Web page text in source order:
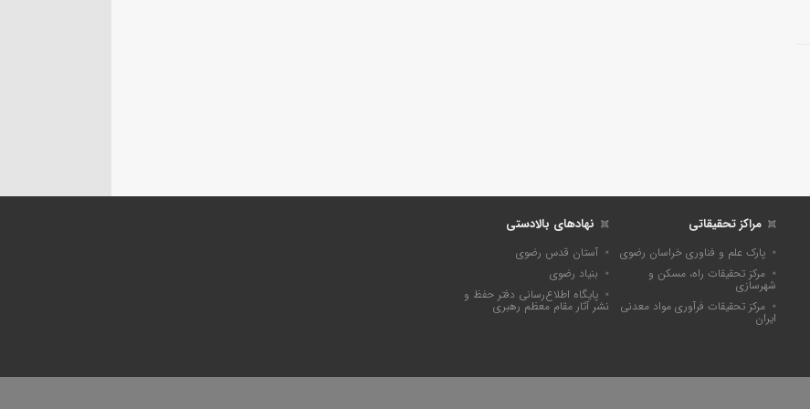
مراکز تحقیقاتی
پارک علم و فناوری خراسان رضوی
مرکز تحقیقات راه، مسکن و
شهرسازی
مرکز تحقیقات فرآوری مواد معدنی
ایران
نهادهای بالادستی
آستان قدس رضوی
بنیاد رضوی
پايگاه اطلاع‌رسانی دفتر حفظ و
نشر آثار مقام معظم رهبری